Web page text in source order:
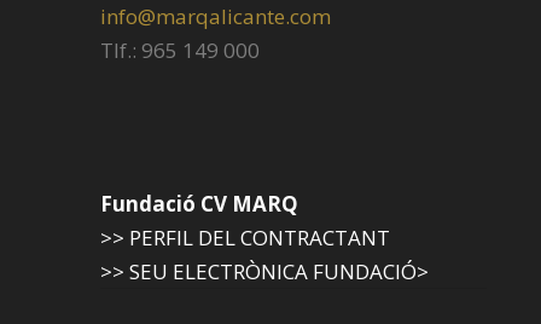
info@marqalicante.com
Tlf.: 965 149 000
Fundació CV MARQ
>> PERFIL DEL CONTRACTANT
>> SEU ELECTRÒNICA FUNDACIÓ>